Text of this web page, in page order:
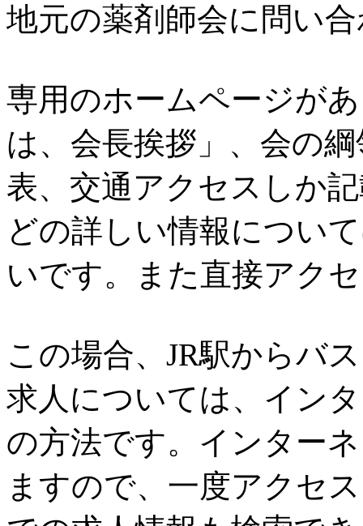
地元の薬剤師会に問い
専用のホームページが
は、会長挨拶」、会の
表、交通アクセスしか
どの詳しい情報につい
いです。また直接アク
この場合、JR駅からバ
求人については、イン
の方法です。インター
ますので、一度アクセ